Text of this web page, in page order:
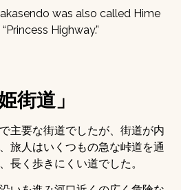
was also called Hime
Highway.”
姫街道」
主要な街道でしたが、街道が内
旅人はいくつもの急な峠道を通
長く歩きにくい道でした。